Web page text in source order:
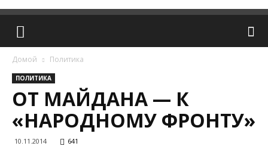
Домой Политика
ПОЛИТИКА
ОТ МАЙДАНА — К
«НАРОДНОМУ ФРОНТУ»
10.11.2014 641